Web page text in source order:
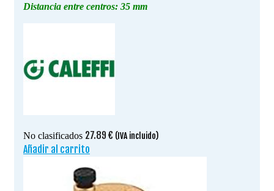
Distancia entre centros: 35 mm
No clasificados 27.89 € (IVA incluido)
Añadir al carrito